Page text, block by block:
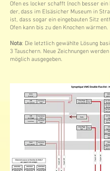
Ofen es locker schafft (noch besser ein
der, dass im Elsäsicher Museum in
ist, dass sogar ein eingebauten Sitz
Ofen kann bis zu den Knochen wärmen.
Nota: Die letztlich gewählte Lösung
3 Tauschern. Neue Zeichnungen
möglich ausgegeben.